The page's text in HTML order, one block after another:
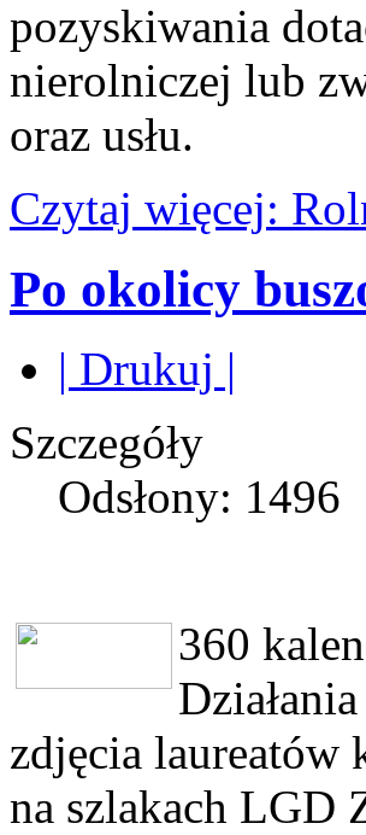
pozyskiwania
nierolniczej lub
oraz usłu.
Czytaj więcej:
Po okolicy
| Drukuj |
Szczegóły
Odsłony: 1496
360
zdjęcia
na szlakach LGD